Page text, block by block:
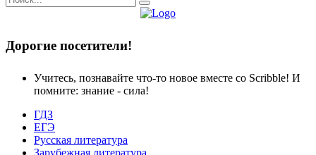
Дорогие посетители!
Учитесь, познавайте что-то новое вместе со Scribble! И
помните: знание - сила!
ГДЗ
ЕГЭ
Русская литература
Зарубежная литература